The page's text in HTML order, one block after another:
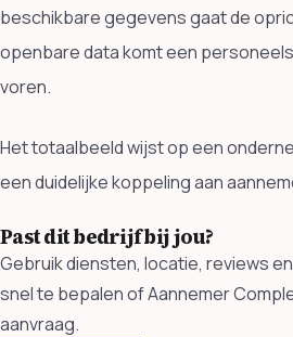
beschikbare gegevens gaat de
openbare data komt een
voren.
Het totaalbeeld wijst op een
een duidelijke koppeling aan
Past dit bedrijf bij jou?
Gebruik diensten, locatie, reviews
snel te bepalen of Aannemer
aanvraag.